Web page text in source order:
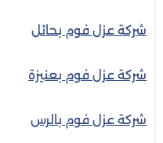
شركة عزل فوم بحائل
شركة عزل فوم بعنيزة
شركة عزل فوم بالرس